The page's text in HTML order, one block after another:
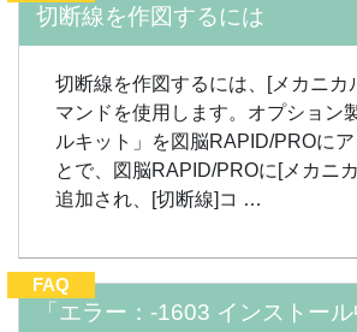
切断線を作図するには
切断線を作図するには、[メカニカ
マンドを使用します。オプション
ルキット」を図脳RAPID/PROに
とで、図脳RAPID/PROに[メカニ
追加され、[切断線]コ …
FAQ
「エラー：-1603 インストー